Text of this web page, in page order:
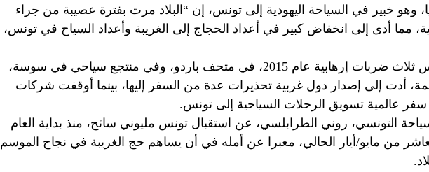
وهو خبير في السياحة اليهودية إلى تونس، إن “البلاد مرت بفترة عصيبة من جراء
مما أدى إلى انخفاض كبير في أعداد الحجاج إلى الغريبة وأعداد السياح في تونس،
وقد شهدت تونس ثلاث ضربات إرهابية عام 2015، في متحف باردو، وفي منتجع سياحي في سوسة،
أدت إلى إصدار دول غربية تحذيرات عدة من السفر إليها، بينما أوقفت شركات
عالمية تسويق الرحلات السياحية إلى تونس.
التونسي، روني الطرابلسي، عن استقبال تونس مليوني سائح، منذ بداية العام
من مايو/أيار الحالي، معبرا عن أمله في أن يساهم حج الغريبة في نجاح الموسم